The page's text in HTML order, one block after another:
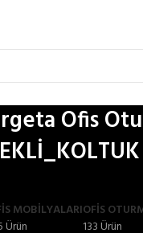
Ofis
MOBİLYALARI
Ürün
OFIS
133 Ürün